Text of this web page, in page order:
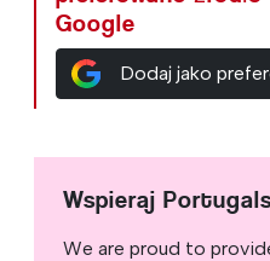
Google
Dodaj jako
Wspieraj
We are proud to